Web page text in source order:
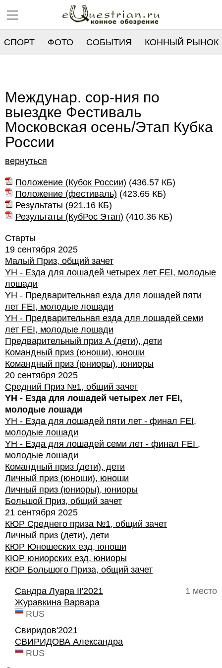
СПОРТ ФОТО СОБЫТИЯ КОННЫЙ РЫНОК
Междунар. сор-ния по
выездке Фестиваль
Московская осень/Этап Кубка
России
вернуться
Положение (Кубок России) (436.57 КБ)
Положение (фестиваль) (423.65 КБ)
Результаты (921.16 КБ)
Результаты (КубРос Этап) (410.36 КБ)
Старты
19 сентября 2025
Малый Приз, общий зачет
YH - Езда для лошадей четырех лет FEI, молодые
лошади
YH - Предварительная езда для лошадей пяти
лет FEI, молодые лошади
YH - Предварительная езда для лошадей семи
лет FEI, молодые лошади
Предварительный приз А (дети), дети
Командный приз (юноши), юноши
Командный приз (юниоры), юниоры
20 сентября 2025
Средний Приз №1, общий зачет
YH - Езда для лошадей четырех лет FEI,
молодые лошади
YH - Езда для лошадей пяти лет - финал FEI,
молодые лошади
YH - Езда для лошадей семи лет - финал FEI ,
молодые лошади
Командный приз (дети), дети
Личный приз (юноши), юноши
Личный приз (юниоры), юниоры
Большой Приз, общий зачет
21 сентября 2025
КЮР Среднего приза №1, общий зачет
Личный приз (дети), дети
КЮР Юношеских езд, юноши
КЮР юниорских езд, юниоры
КЮР Большого Приза, общий зачет
1 место
Сандра Луара II'2021
Журавкина Варвара
RUS
Свиридов'2021
СВИРИДОВА Александра
RUS